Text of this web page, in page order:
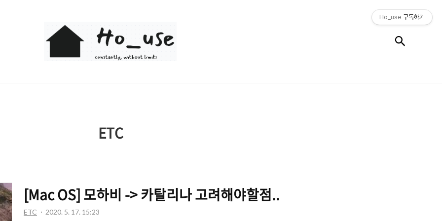
Ho_use
ETC
[Mac OS] 모하비 -> 카탈리나 고려해야할점..
ETC 2020. 5. 17. 15:23
Ho_use 구독하기